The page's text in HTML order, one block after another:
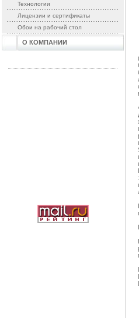
Технологии
Лицензии и сертификаты
Обои на рабочий стол
О КОМПАНИИ